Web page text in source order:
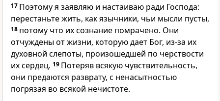
17 Поэтому я заявляю и настаиваю ради Господа:
перестаньте жить, как язычники, чьи мысли пусты,
18 потому что их сознание помрачено. Они
отчуждены от жизни, которую дает Бог, из-за их
духовной слепоты, произошедшей по черствости
их сердец. 19 Потеряв всякую чувствительность,
они предаются разврату, с ненасытностью
погрязая во всякой нечистоте.